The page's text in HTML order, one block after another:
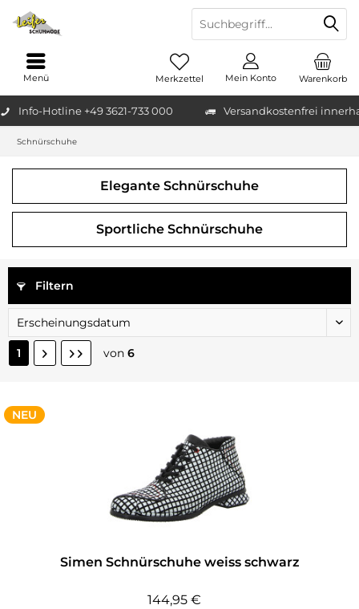
Info-Hotline +49 3621-733 000 Versandkostenfrei
Warenkorb
Merkzettel Mein Konto
Menü
Schnürschuhe
Elegante Schnürschuhe
Sportliche Schnürschuhe
Filtern
1 von 6
NEU
Simen Schnürschuhe weiss schwarz
144,95 €